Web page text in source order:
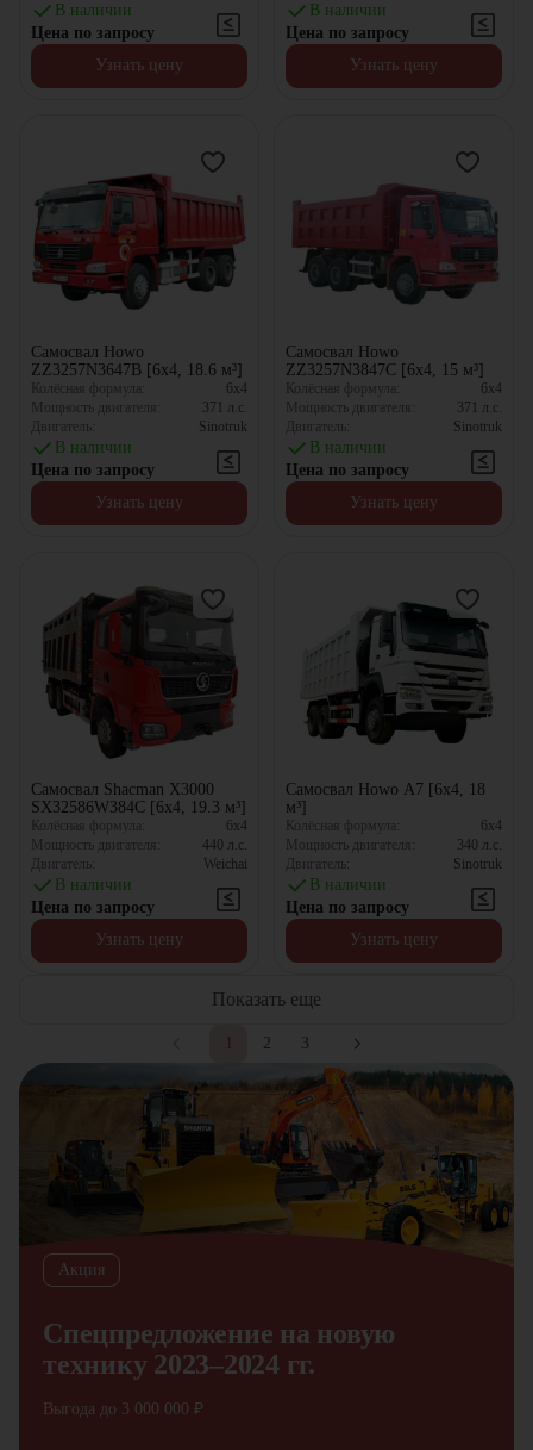
В наличии
Цена по запросу
Узнать цену
В наличии
Цена по запросу
Узнать цену
Самосвал Howo
ZZ3257N3647B [6x4, 18.6 м³]
Колёсная формула:
6x4
Мощность двигателя:
371 л.с.
Двигатель:
Sinotruk
В наличии
Цена по запросу
Узнать цену
Самосвал Howo
ZZ3257N3847C [6x4, 15 м³]
Колёсная формула:
6x4
Мощность двигателя:
371 л.с.
Двигатель:
Sinotruk
В наличии
Цена по запросу
Узнать цену
Самосвал Shacman X3000
SX32586W384C [6x4, 19.3 м³]
Колёсная формула:
6x4
Мощность двигателя:
440 л.с.
Двигатель:
Weichai
В наличии
Цена по запросу
Узнать цену
Самосвал Howo А7 [6x4, 18
м³]
Колёсная формула:
6x4
Мощность двигателя:
340 л.с.
Двигатель:
Sinotruk
В наличии
Цена по запросу
Узнать цену
Показать еще
2 3
Акция
Спецпредложение на новую
технику 2023–2024 гг.
Выгода до 3 000 000 ₽